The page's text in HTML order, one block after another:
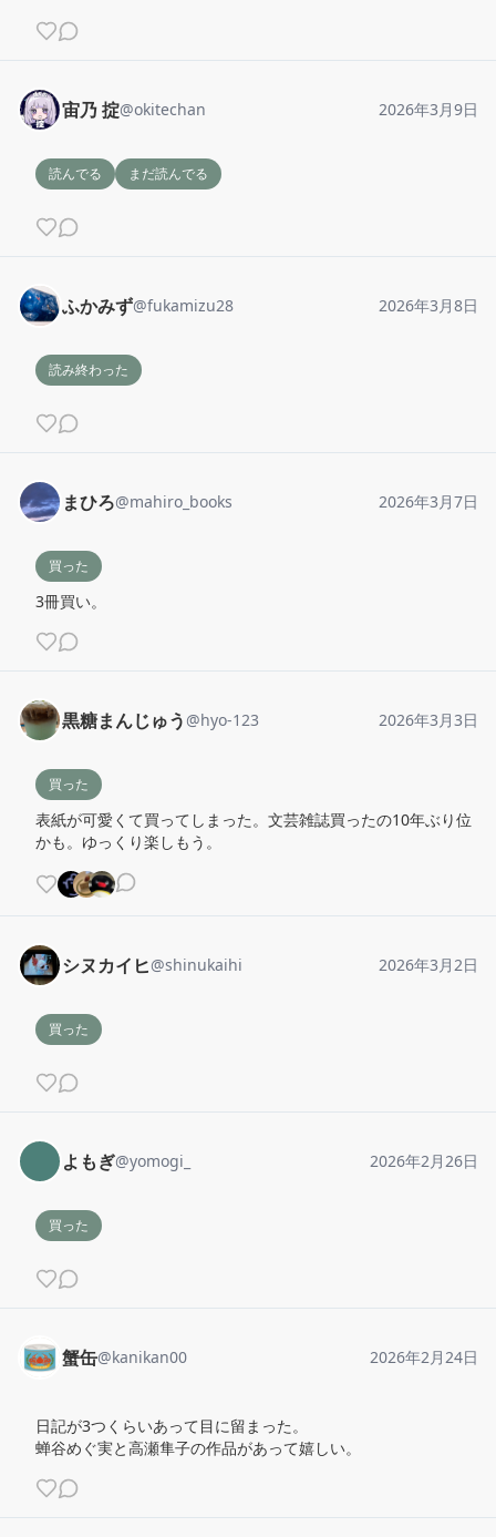
宙乃 掟@okitechan 2026年3月9日
読んでる まだ読んでる
ふかみず@fukamizu28 2026年3月8日
読み終わった
まひろ@mahiro_books 2026年3月7日
買った
3冊買い。
黒糖まんじゅう @hyo-123 2026年3月3日
買った
表紙が可愛くて買ってしまった。文芸雑誌買ったの10年ぶり位
かも。ゆっくり楽しもう。
シヌカイヒ@shinukaihi 2026年3月2日
買った
よもぎ@yomogi_ 2026年2月26日
買った
蟹缶@kanikan00 2026年2月24日
日記が3つくらいあって目に留まった。
蝉谷めぐ実と高瀬隼子の作品があって嬉しい。